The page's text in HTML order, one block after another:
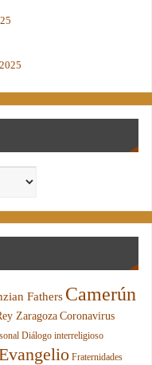
Fathers Camerún
Zaragoza Coronavirus
Diálogo interreligioso
Fraternidades